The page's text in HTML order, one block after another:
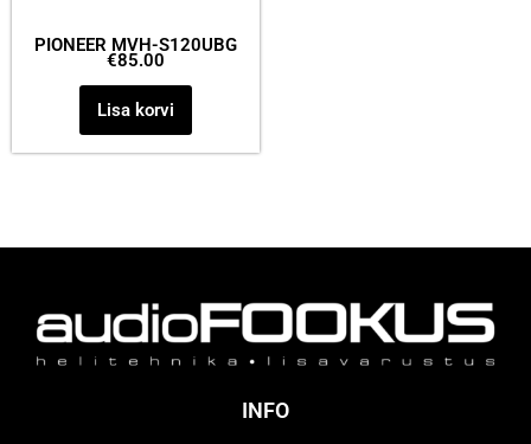
PIONEER MVH-S120UBG
€85.00
Lisa korvi
INFO